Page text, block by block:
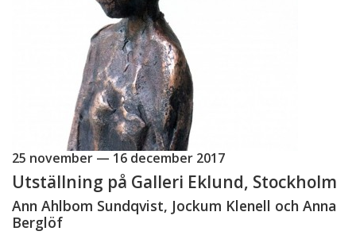
25 november — 16 december 2017
Utställning på Galleri Eklund, Stockholm
Ann Ahlbom Sundqvist, Jockum Klenell och Anna
Berglöf